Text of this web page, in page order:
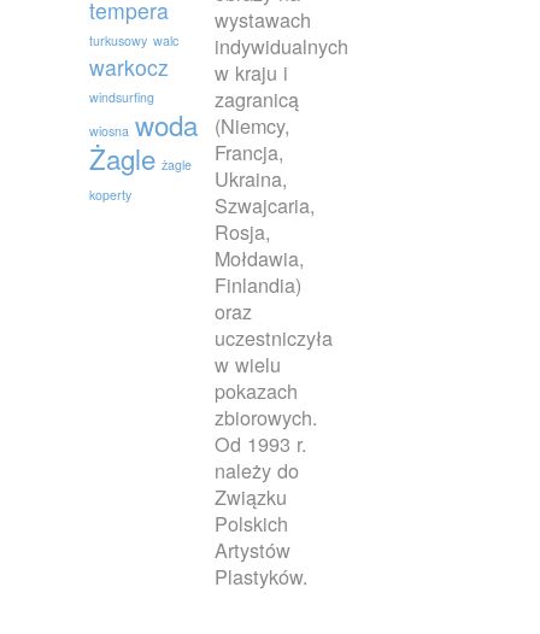
tempera
turkusowy walc
warkocz
windsurfing
wiosna woda
Żagle żagle
koperty
wystawach
indywidualnych
w kraju i
zagranicą
(Niemcy,
Francja,
Ukraina,
Szwajcaria,
Rosja,
Mołdawia,
Finlandia)
oraz
uczestniczyła
w wielu
pokazach
zbiorowych.
Od 1993 r.
należy do
Związku
Polskich
Artystów
Plastyków.